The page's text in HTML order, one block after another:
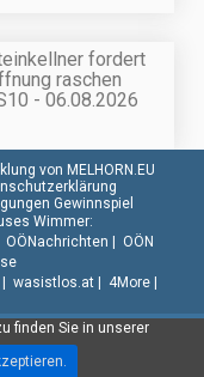
fordert
raschen
- 06.08.2026
finden Sie in unserer
von MELHORN.EU
Gewinnspiel
Wimmer:
OÖNachrichten
OÖN
wasistlos.at| 4More|